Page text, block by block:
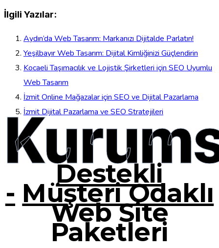
İlgili Yazılar:
Aydın’da Web Tasarım: Markanızı Dijitalde Parlatın!
Yeşilbayır Web Tasarım: Dijital Kimliğinizi Güçlendirin
Kocaeli Taşımacılık ve Lojistik Şirketleri için SEO Uyumlu
Web Tasarım
İzmit Online Mağazalar için SEO ve Dijital Pazarlama
İzmit Dijital Pazarlama ve SEO Stratejileri
Destekli
- Müşteri Odaklı
Web Site
Paketleri